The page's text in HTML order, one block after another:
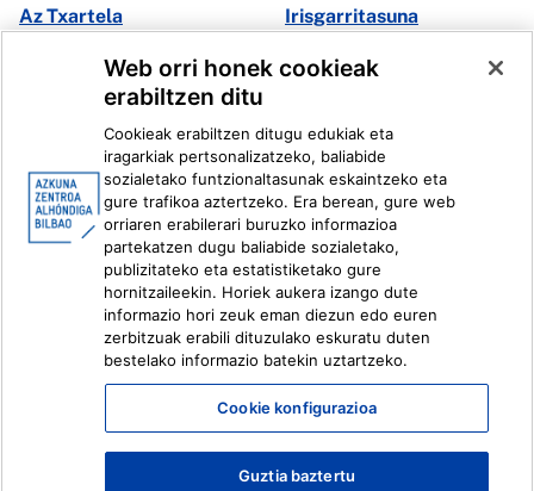
Az Txartela
Irisgarritasuna
Instagram
Youtube
Linkedin
Ivoox
Lege informazioa Barneko Informazio Sistema
Web orri honek cookieak
erabiltzen ditu
Cookieak erabiltzen ditugu edukiak eta
iragarkiak pertsonalizatzeko, baliabide
sozialetako funtzionaltasunak eskaintzeko eta
gure trafikoa aztertzeko. Era berean, gure web
orriaren erabilerari buruzko informazioa
partekatzen dugu baliabide sozialetako,
publizitateko eta estatistiketako gure
hornitzaileekin. Horiek aukera izango dute
informazio hori zeuk eman diezun edo euren
zerbitzuak erabili dituzulako eskuratu duten
bestelako informazio batekin uztartzeko.
Cookie konfigurazioa
Guztia baztertu